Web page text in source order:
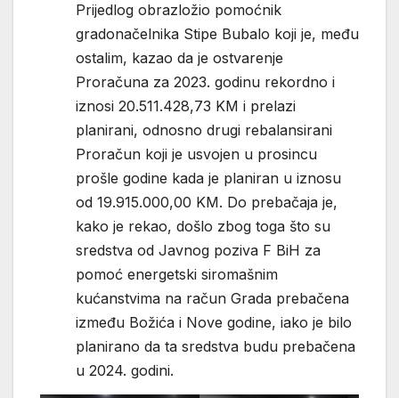
Prijedlog obrazložio pomoćnik
gradonačelnika Stipe Bubalo koji je, među
ostalim, kazao da je ostvarenje
Proračuna za 2023. godinu rekordno i
iznosi 20.511.428,73 KM i prelazi
planirani, odnosno drugi rebalansirani
Proračun koji je usvojen u prosincu
prošle godine kada je planiran u iznosu
od 19.915.000,00 KM. Do prebačaja je,
kako je rekao, došlo zbog toga što su
sredstva od Javnog poziva F BiH za
pomoć energetski siromašnim
kućanstvima na račun Grada prebačena
između Božića i Nove godine, iako je bilo
planirano da ta sredstva budu prebačena
u 2024. godini.